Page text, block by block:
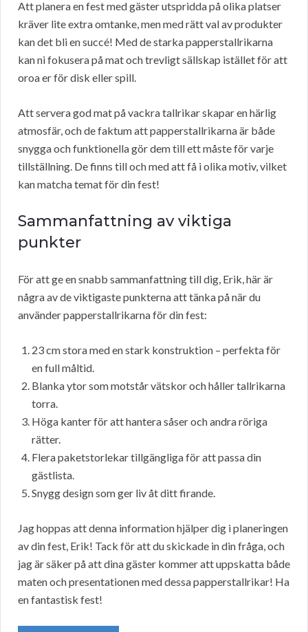
Att planera en fest med gäster utspridda på olika platser
kräver lite extra omtanke, men med rätt val av produkter
kan det bli en succé! Med de starka papperstallrikarna
kan ni fokusera på mat och trevligt sällskap istället för att
oroa er för disk eller spill.
Att servera god mat på vackra tallrikar skapar en härlig
atmosfär, och de faktum att papperstallrikarna är både
snygga och funktionella gör dem till ett måste för varje
tillställning. De finns till och med att få i olika motiv, vilket
kan matcha temat för din fest!
Sammanfattning av viktiga
punkter
För att ge en snabb sammanfattning till dig, Erik, här är
några av de viktigaste punkterna att tänka på när du
använder papperstallrikarna för din fest:
23 cm stora med en stark konstruktion – perfekta för
en full måltid.
Blanka ytor som motstår vätskor och håller tallrikarna
torra.
Höga kanter för att hantera såser och andra röriga
rätter.
Flera paketstorlekar tillgängliga för att passa din
gästlista.
Snygg design som ger liv åt ditt firande.
Jag hoppas att denna information hjälper dig i planeringen
av din fest, Erik! Tack för att du skickade in din fråga, och
jag är säker på att dina gäster kommer att uppskatta både
maten och presentationen med dessa papperstallrikar! Ha
en fantastisk fest!